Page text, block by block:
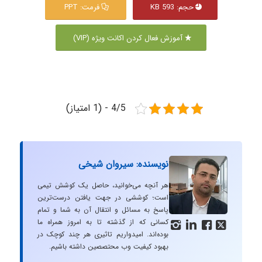
حجم: 593 KB فرمت: PPT
آموزش فعال کردن اکانت ویژه (VIP)
4/5 - (1 امتیاز)
   
نویسنده: سیروان شیخی
هر آنچه می‌خوانید، حاصل یک کوشش تیمی
است؛ کوششی در جهت یافتن درست‌ترین
پاسخ به مسائل و انتقال آن به شما و تمام
کسانی که از گذشته تا به امروز همراه ما
بوده‌اند. امیدواریم تاثیری هر چند کوچک در
بهبود کیفیت وب محتصصین داشته باشیم.